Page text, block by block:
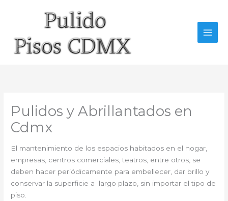
Pulidos y Abrillantados en
Cdmx
El mantenimiento de los espacios habitados en el hogar,
empresas, centros comerciales, teatros, entre otros, se
deben hacer periódicamente para embellecer, dar brillo y
conservar la superficie a largo plazo, sin importar el tipo de
piso.